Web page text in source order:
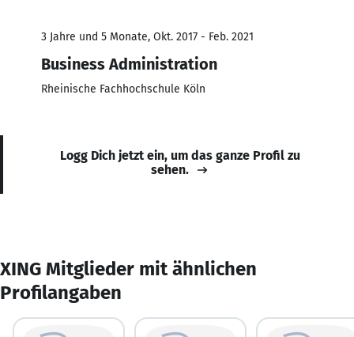
3 Jahre und 5 Monate, Okt. 2017 - Feb. 2021
Business Administration
Rheinische Fachhochschule Köln
Logg Dich jetzt ein, um das ganze Profil zu
sehen.
XING Mitglieder mit ähnlichen
Profilangaben